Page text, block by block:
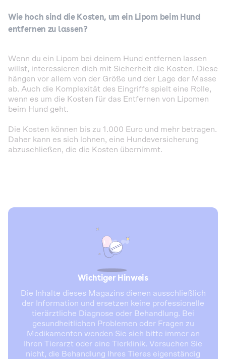
Wie hoch sind die Kosten, um ein Lipom beim Hund
entfernen zu lassen?
Wenn du ein Lipom bei deinem Hund entfernen lassen
willst, interessieren dich mit Sicherheit die Kosten. Diese
hängen vor allem von der Größe und der Lage der Masse
ab. Auch die Komplexität des Eingriffs spielt eine Rolle,
wenn es um die Kosten für das Entfernen von Lipomen
beim Hund geht.
Die Kosten können bis zu 1.000 Euro und mehr betragen.
Daher kann es sich lohnen, eine Hundeversicherung
abzuschließen, die die Kosten übernimmt.
Wichtiger Hinweis
Die Inhalte dieses Magazins dienen ausschließlich
der Information und ersetzen keine professionelle
tierärztliche Diagnose oder Behandlung. Bei
gesundheitlichen Problemen oder Fragen zu
Medikamenten wenden Sie sich bitte immer an
Ihren Tierarzt oder eine Tierklinik. Versuchen Sie
nicht, die Behandlung Ihres Tieres eigenständig